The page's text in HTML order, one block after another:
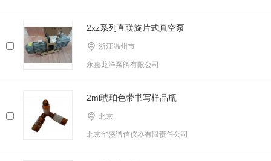
2xz系列直联旋片式真空泵
浙江温州市
永嘉龙洋泵阀有限公司
2ml琥珀色带书写样品瓶
北京
北京华盛谱信仪器有限责任公司